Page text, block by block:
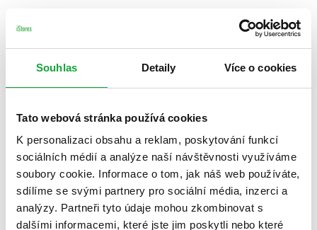
Souhlas Detaily Více o cookies
Tato webová stránka používá cookies
K personalizaci obsahu a reklam, poskytování funkcí
sociálních médií a analýze naší návštěvnosti využíváme
soubory cookie. Informace o tom, jak náš web používáte,
sdílíme se svými partnery pro sociální média, inzerci a
analýzy. Partneři tyto údaje mohou zkombinovat s
dalšími informacemi, které jste jim poskytli nebo které